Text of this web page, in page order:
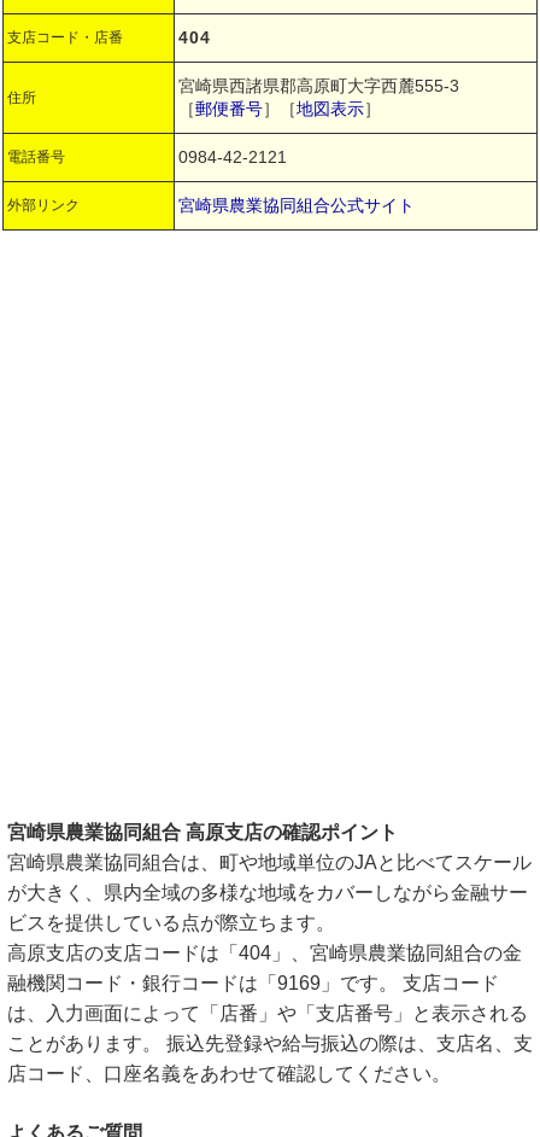
支店コード・店番 404
住所
宮崎県西諸県郡高原町大字西麓555-3
［郵便番号］［地図表示］
電話番号 0984-42-2121
外部リンク 宮崎県農業協同組合公式サイト
宮崎県農業協同組合 高原支店の確認ポイント
宮崎県農業協同組合は、町や地域単位のJAと比べてスケール
が大きく、県内全域の多様な地域をカバーしながら金融サー
ビスを提供している点が際立ちます。
高原支店の支店コードは「404」、宮崎県農業協同組合の金
融機関コード・銀行コードは「9169」です。 支店コード
は、入力画面によって「店番」や「支店番号」と表示される
ことがあります。 振込先登録や給与振込の際は、支店名、支
店コード、口座名義をあわせて確認してください。
よくあるご質問